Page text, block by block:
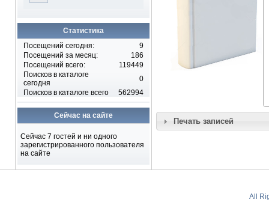
Статистика
Посещений сегодня:
9
Посещений за месяц:
186
Посещений всего:
119449
Поисков в каталоге
сегодня
0
Поисков в каталоге всего
562994
Сейчас на сайте
Сейчас 7 гостей и ни одного
зарегистрированного пользователя
на сайте
Печать записей
All